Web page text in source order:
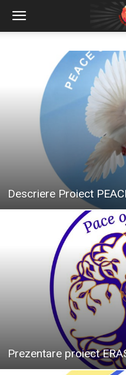
Descriere Proiect
Prezentare proiect